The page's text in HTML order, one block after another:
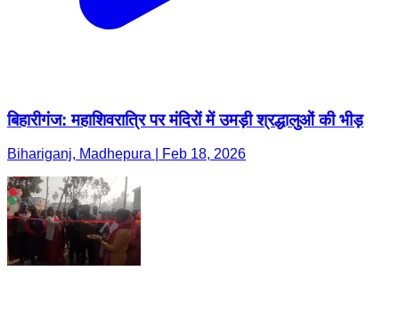
बिहारीगंज: महाशिवरात्रि पर मंदिरों में उमड़ी श्रद्धालुओं की भीड़
Bihariganj, Madhepura | Feb 18, 2026